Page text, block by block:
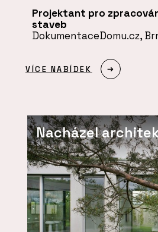
Projektant pro
staveb
DokumentaceDomu.cz,
VÍCE NABÍDEK
Nacházel